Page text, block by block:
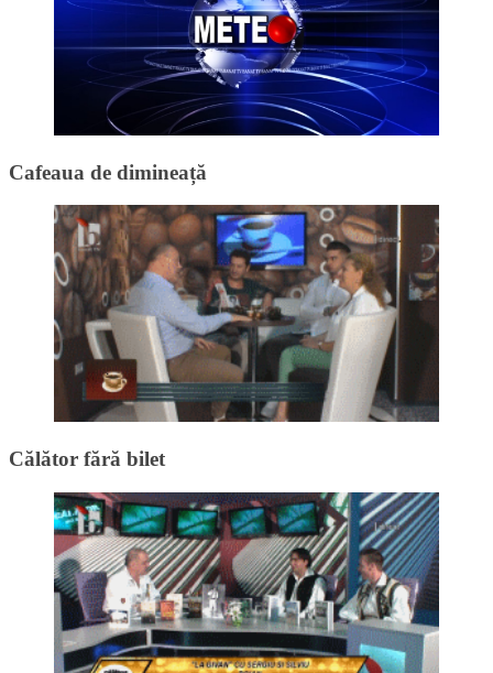
Cafeaua de dimineață
Călător fără bilet